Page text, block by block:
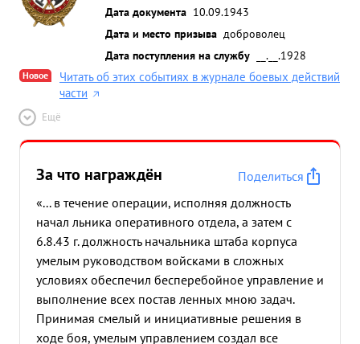
Дата документа 10.09.1943
Дата и место призыва доброволец
Дата поступления на службу
__.__.1928
Новое
Читать об этих событиях в журнале боевых действий
части
Ещё
За что награждён
Поделиться
«... в течение операции, исполняя должность
начал льника оперативного отдела, а затем с
6.8.43 г. должность начальника штаба корпуса
умелым руководством войсками в сложных
условиях обеспечил бесперебойное управление и
выполнение всех постав ленных мною задач.
Принимая смелый и инициативные решения в
ходе боя, умелым управлением создал все